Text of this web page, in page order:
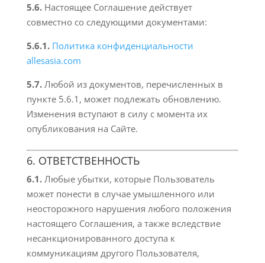
5.6. Настоящее Соглашение действует
совместно со следующими документами:
5.6.1. Политика конфиденциальности
allesasia.com
5.7. Любой из документов, перечисленных в
пункте 5.6.1, может подлежать обновлению.
Изменения вступают в силу с момента их
опубликования на Сайте.
6. ОТВЕТСТВЕННОСТЬ
6.1. Любые убытки, которые Пользователь
может понести в случае умышленного или
неосторожного нарушения любого положения
настоящего Соглашения, а также вследствие
несанкционированного доступа к
коммуникациям другого Пользователя,